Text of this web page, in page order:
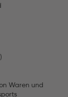
Waren und